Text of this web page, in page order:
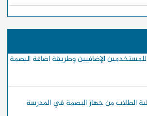
الإضافيين وطريقة اضافة البصمة
الطلاب من جهاز البصمة في المدرسة